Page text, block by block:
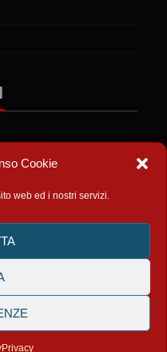
Cookie
web ed i nostri servizi.
Privacy